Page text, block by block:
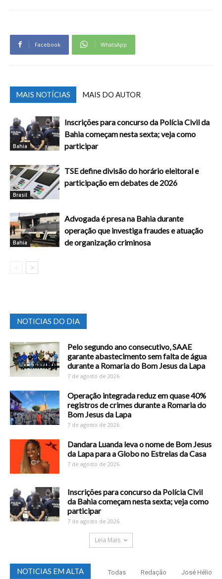
Facebook WhatsApp
MAIS NOTÍCIAS MAIS DO AUTOR
Bahia
Inscrições para concurso da Polícia Civil da
Bahia começam nesta sexta; veja como
participar
Brasil
TSE define divisão do horário eleitoral e
participação em debates de 2026
Bahia
Advogada é presa na Bahia durante
operação que investiga fraudes e atuação
de organização criminosa
NOTICIAS DO DIA
Pelo segundo ano consecutivo, SAAE
garante abastecimento sem falta de água
durante a Romaria do Bom Jesus da Lapa
7 de agosto de 2026
Operação integrada reduz em quase 40%
registros de crimes durante a Romaria do
Bom Jesus da Lapa
7 de agosto de 2026
Dandara Luanda leva o nome de Bom Jesus
da Lapa para a Globo no Estrelas da Casa
7 de agosto de 2026
Inscrições para concurso da Polícia Civil
da Bahia começam nesta sexta; veja como
participar
7 de agosto de 2026
Leia Mais
NOTICIAS EM ALTA Todas Redação José Hélio